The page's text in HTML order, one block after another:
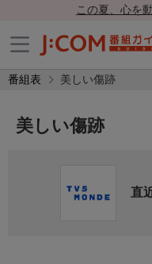
この夏、心を
番組表 美しい傷跡
美しい傷跡
直